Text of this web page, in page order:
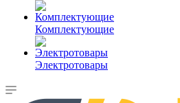
Комплектующие
Электротовары